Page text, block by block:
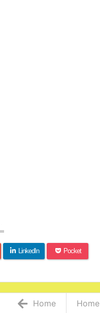
LinkedIn Pocket
Home
Home